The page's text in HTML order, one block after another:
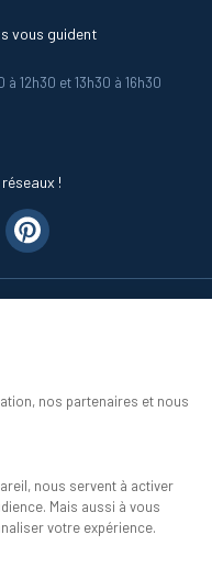
nos partenaires et nous
nous servent à activer
Mais aussi à vous
votre expérience.
vous guident
12h30 et 13h30 à 16h30
!